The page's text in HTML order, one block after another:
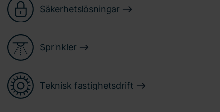
Säkerhetslösningar
Sprinkler
Teknisk fastighetsdrift